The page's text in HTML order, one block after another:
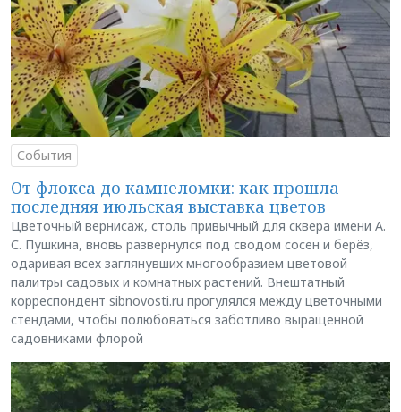
События
От флокса до камнеломки: как прошла
последняя июльская выставка цветов
Цветочный вернисаж, столь привычный для сквера имени А.
С. Пушкина, вновь развернулся под сводом сосен и берёз,
одаривая всех заглянувших многообразием цветовой
палитры садовых и комнатных растений. Внештатный
корреспондент sibnovosti.ru прогулялся между цветочными
стендами, чтобы полюбоваться заботливо выращенной
садовниками флорой